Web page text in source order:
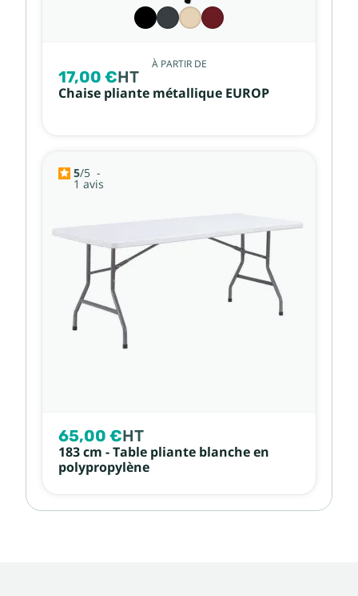
À PARTIR DE
17,00 €HT
Chaise pliante métallique EUROP
5/5 -
1 avis
65,00 €HT
183 cm - Table pliante blanche en
polypropylène